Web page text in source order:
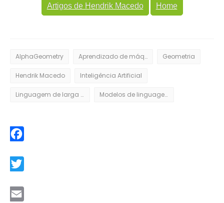
Artigos de Hendrik Macedo Home
AlphaGeometry Aprendizado de máquina Geometria
Hendrik Macedo Inteligência Artificial
Linguagem de larga escala Modelos de linguagem